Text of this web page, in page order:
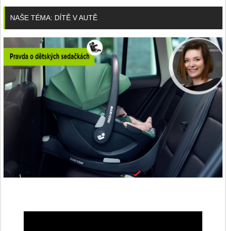
NAŠE TÉMA: DÍTĚ V AUTĚ